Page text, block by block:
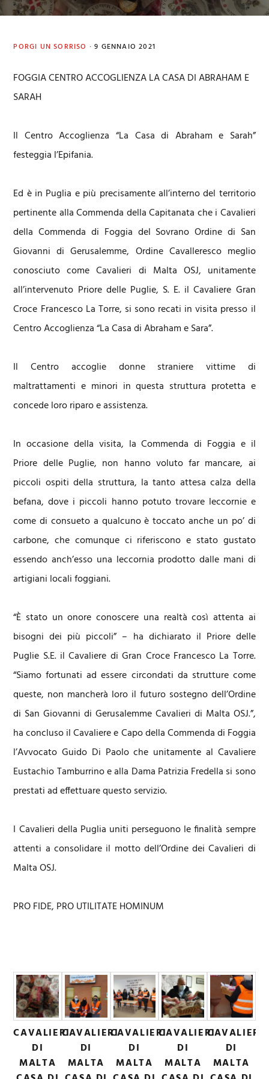
PORGI UN SORRISO · 9 GENNAIO 2021
FOGGIA CENTRO ACCOGLIENZA LA CASA DI ABRAHAM E
SARAH
Il Centro Accoglienza “La Casa di Abraham e Sarah”
festeggia l’Epifania.
Ed è in Puglia e più precisamente all’interno del territorio
pertinente alla Commenda della Capitanata che i Cavalieri
della Commenda di Foggia del Sovrano Ordine di San
Giovanni di Gerusalemme, Ordine Cavalleresco meglio
conosciuto come Cavalieri di Malta OSJ, unitamente
all’intervenuto Priore delle Puglie, S. E. il Cavaliere Gran
Croce Francesco La Torre, si sono recati in visita presso il
Centro Accoglienza “La Casa di Abraham e Sara”.
Il Centro accoglie donne straniere vittime di
maltrattamenti e minori in questa struttura protetta e
concede loro riparo e assistenza.
In occasione della visita, la Commenda di Foggia e il
Priore delle Puglie, non hanno voluto far mancare, ai
piccoli ospiti della struttura, la tanto attesa calza della
befana, dove i piccoli hanno potuto trovare leccornie e
come di consueto a qualcuno è toccato anche un po’ di
carbone, che comunque ci riferiscono e stato gustato
essendo anch’esso una leccornia prodotto dalle mani di
artigiani locali foggiani.
“È stato un onore conoscere una realtà così attenta ai
bisogni dei più piccoli” – ha dichiarato il Priore delle
Puglie S.E. il Cavaliere di Gran Croce Francesco La Torre.
“Siamo fortunati ad essere circondati da strutture come
queste, non mancherà loro il futuro sostegno dell’Ordine
di San Giovanni di Gerusalemme Cavalieri di Malta OSJ.”,
ha concluso il Cavaliere e Capo della Commenda di Foggia
l’Avvocato Guido Di Paolo che unitamente al Cavaliere
Eustachio Tamburrino e alla Dama Patrizia Fredella si sono
prestati ad effettuare questo servizio.
I Cavalieri della Puglia uniti perseguono le finalità sempre
attenti a consolidare il motto dell’Ordine dei Cavalieri di
Malta OSJ.
PRO FIDE, PRO UTILITATE HOMINUM
CAVALIERI
DI
MALTA
CAVALIERI
DI
MALTA
CAVALIERI
DI
MALTA
CAVALIERI
DI
MALTA
CAVALIERI
DI
MALTA